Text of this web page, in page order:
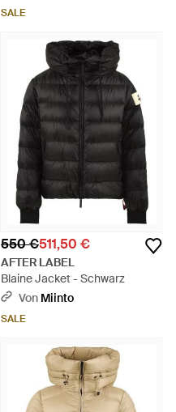
SALE
550 €511,50 €
AFTER LABEL
Blaine Jacket - Schwarz
Von Miinto
SALE